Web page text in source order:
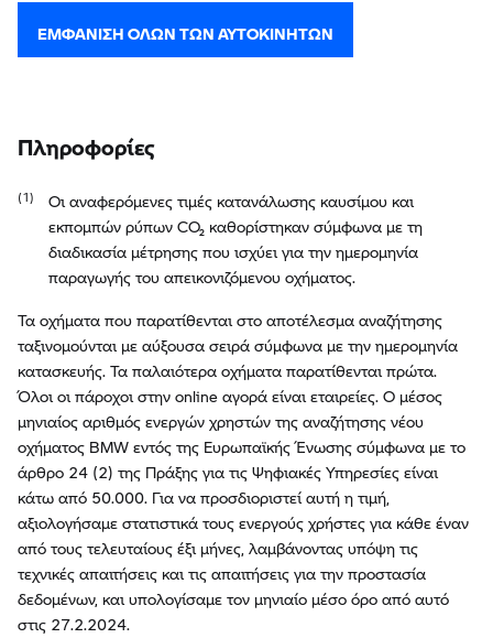
ΕΜΦΆΝΙΣΗ ΌΛΩΝ ΤΩΝ ΑΥΤΟΚΙΝΉΤΩΝ
Πληροφορίες
Οι αναφερόμενες τιμές κατανάλωσης καυσίμου και
εκπομπών ρύπων CO₂ καθορίστηκαν σύμφωνα με τη
διαδικασία μέτρησης που ισχύει για την ημερομηνία
παραγωγής του απεικονιζόμενου οχήματος.
Τα οχήματα που παρατίθενται στο αποτέλεσμα αναζήτησης
ταξινομούνται με αύξουσα σειρά σύμφωνα με την ημερομηνία
κατασκευής. Τα παλαιότερα οχήματα παρατίθενται πρώτα.
Όλοι οι πάροχοι στην online αγορά είναι εταιρείες. Ο μέσος
μηνιαίος αριθμός ενεργών χρηστών της αναζήτησης νέου
οχήματος BMW εντός της Ευρωπαϊκής Ένωσης σύμφωνα με το
άρθρο 24 (2) της Πράξης για τις Ψηφιακές Υπηρεσίες είναι
κάτω από 50.000. Για να προσδιοριστεί αυτή η τιμή,
αξιολογήσαμε στατιστικά τους ενεργούς χρήστες για κάθε έναν
από τους τελευταίους έξι μήνες, λαμβάνοντας υπόψη τις
τεχνικές απαιτήσεις και τις απαιτήσεις για την προστασία
δεδομένων, και υπολογίσαμε τον μηνιαίο μέσο όρο από αυτό
στις 27.2.2024.